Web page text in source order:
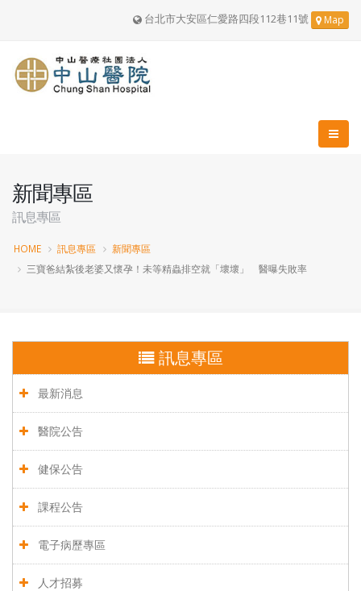
台北市大安區仁愛路四段112巷11號 Map
新聞專區
訊息專區
HOME 訊息專區
新聞專區
三寶爸結紮後老婆又懷孕！未等精蟲排空就「壞壞」 醫曝失敗率
訊息專區
最新消息
醫院公告
健保公告
課程公告
電子病歷專區
人才招募